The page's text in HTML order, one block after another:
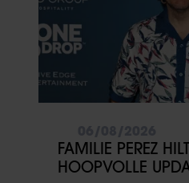
FAMILIE PEREZ
HOOPVOLLE